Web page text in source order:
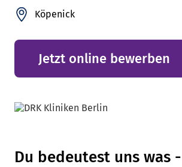
Köpenick
Jetzt online bewerben
Du bedeutest uns was